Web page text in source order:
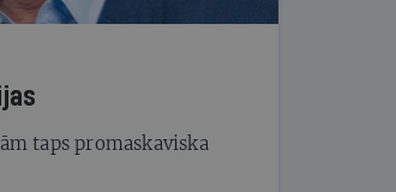
taps promaskaviska